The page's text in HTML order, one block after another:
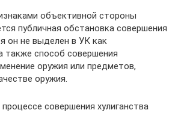
объективной стороны
публичная обстановка совершения
он не выделен в УК как
также способ совершения
оружия или предметов,
оружия.
совершения хулиганства